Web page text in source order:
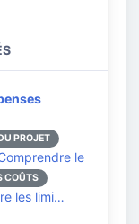
PROJET
le
COÛTS
les limi…